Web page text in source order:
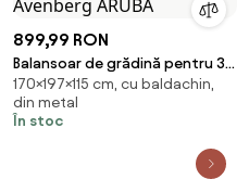
899,99 RON
Balansoar de grădină pentru 3
persoane Avenberg ARUBA
170×197×115 cm, cu baldachin,
din metal
În stoc